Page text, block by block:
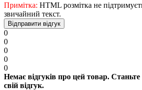
Примітка: HTML розмітка не
звичайний текст.
Відправити відгук
0
0
0
0
0
Немає відгуків про цей товар.
свій відгук.